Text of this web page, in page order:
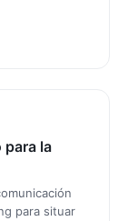
para la
para situar